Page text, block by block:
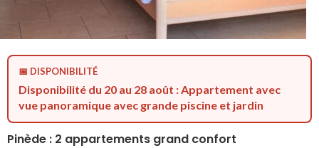
📅 DISPONIBILITÉ
Disponibilité du 20 au 28 août : Appartement avec
vue panoramique avec grande piscine et jardin
Pinède : 2 appartements grand confort